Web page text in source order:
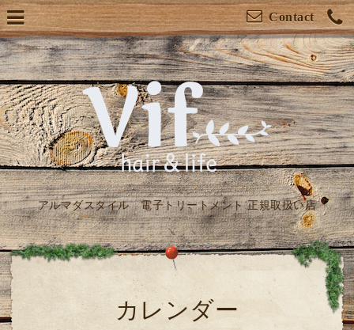
Contact
アルマダスタイル 電子トリートメント 正規取扱い店
カレンダー